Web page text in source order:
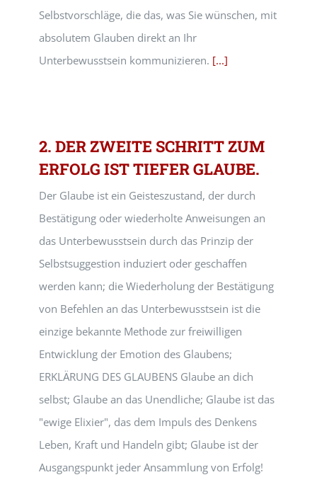
Selbstvorschläge, die das, was Sie wünschen, mit
absolutem Glauben direkt an Ihr
Unterbewusstsein kommunizieren. [...]
2. DER ZWEITE SCHRITT ZUM
ERFOLG IST TIEFER GLAUBE.
Der Glaube ist ein Geisteszustand, der durch
Bestätigung oder wiederholte Anweisungen an
das Unterbewusstsein durch das Prinzip der
Selbstsuggestion induziert oder geschaffen
werden kann; die Wiederholung der Bestätigung
von Befehlen an das Unterbewusstsein ist die
einzige bekannte Methode zur freiwilligen
Entwicklung der Emotion des Glaubens;
ERKLÄRUNG DES GLAUBENS Glaube an dich
selbst; Glaube an das Unendliche; Glaube ist das
"ewige Elixier", das dem Impuls des Denkens
Leben, Kraft und Handeln gibt; Glaube ist der
Ausgangspunkt jeder Ansammlung von Erfolg!